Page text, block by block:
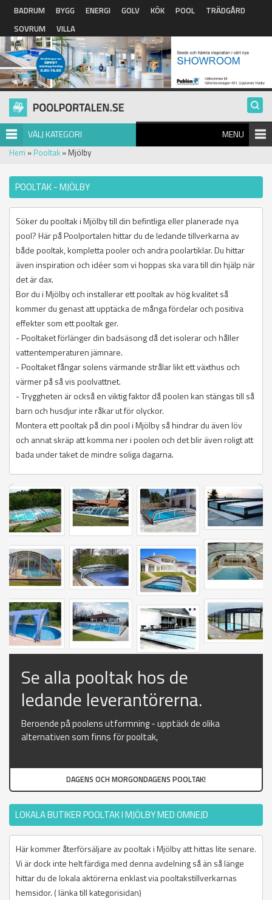
Hoppa till huvudinnehåll
BADRUM BYGG ENERGI GOLV KÖK POOL
TRÄDGÅRD
SOVRUM
VILLA
VÄLJ KATEGORI MENU
Hem » Pooltak » Mjölby
POOLTAK - MJÖLBY
Söker du pooltak i Mjölby till din befintliga eller planerade nya
pool? Här på Poolportalen hittar du de ledande tillverkarna av
både pooltak, kompletta pooler och andra poolartiklar. Du hittar
även inspiration och idéer som vi hoppas ska vara till din hjälp när
det är dax.
Bor du i Mjölby och installerar ett pooltak av hög kvalitet så
kommer du genast att upptäcka de många fördelar och positiva
effekter som ett pooltak ger.
- Pooltaket förlänger din badsäsong då det isolerar och håller
vattentemperaturen jämnare.
- Pooltaket fångar solens värmande strålar likt ett växthus och
värmer på så vis poolvattnet.
- Tryggheten är också en viktig faktor då poolen kan stängas till så
barn och husdjur inte råkar ut för olyckor.
Montera ett pooltak på din pool i Mjölby så hindrar du även löv
och annat skräp att komma ner i poolen och det blir även roligt att
bada under taket de mindre soliga dagarna.
Se alla pooltak hos de
ledande leverantörerna.
Beroende på poolens utformning - upptäck de olika
alternativen som finns för pooltak,
DAGENS OCH MORGONDAGENS POOLTAK!
LOKALA BUTIKER POOLTAK I MJÖLBY MED OMNEJD
Här kommer återförsäljare av pooltak i Mjölby att hittas lite senare.
Vi är dock inte helt färdiga med denna avdelning så än så länge
hittar du de lokala aktörerna enklast via pooltakstillverkarnas
hemsidor. ( länka till kategorisidan)